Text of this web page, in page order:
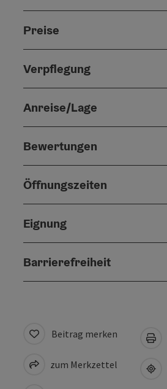
Preise
Verpflegung
Anreise/Lage
Bewertungen
Öffnungszeiten
Eignung
Barrierefreiheit
Beitrag merken
zum Merkzettel